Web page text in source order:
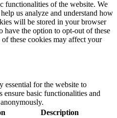
functionalities of the website. We
us analyze and understand how
will be stored in your browser
have the option to opt-out of these
these cookies may affect your
essential for the website to
basic functionalities and
Description